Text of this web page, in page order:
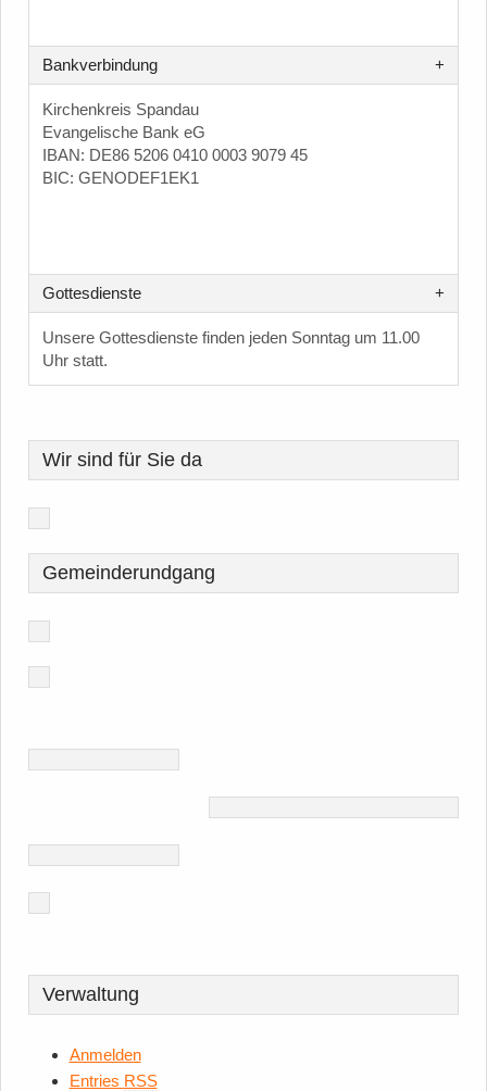
Bankverbindung
Kirchenkreis Spandau
Evangelische Bank eG
IBAN: DE86 5206 0410 0003 9079 45
BIC: GENODEF1EK1
Gottesdienste
Unsere Gottesdienste finden jeden Sonntag um 11.00
Uhr statt.
Wir sind für Sie da
Gemeinderundgang
Verwaltung
Anmelden
Entries RSS